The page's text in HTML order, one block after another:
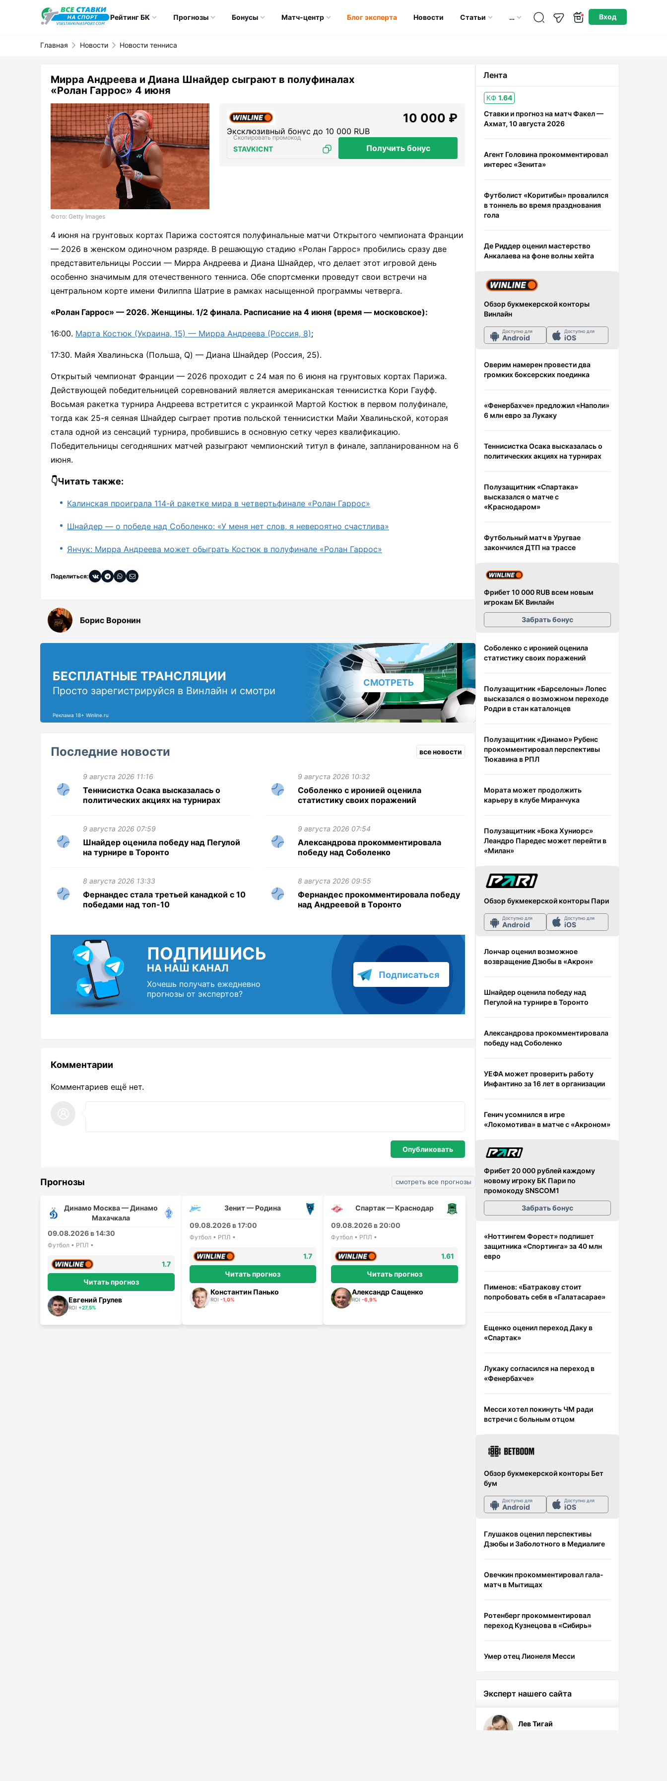
Рейтинг БК Прогнозы Бонусы Матч-центр Блог эксперта Новости Статьи … Вход
Главная Новости Новости тенниса
Мирра Андреева и Диана Шнайдер сыграют в полуфиналах
«Ролан Гаррос» 4 июня
Фото: Getty Images
10 000 ₽
Эксклюзивный бонус до 10 000 RUB
STAVKICNT Получить бонус
4 июня на грунтовых кортах Парижа состоятся полуфинальные матчи Открытого чемпионата Франции
— 2026 в женском одиночном разряде. В решающую стадию «Ролан Гаррос» пробились сразу две
представительницы России — Мирра Андреева и Диана Шнайдер, что делает этот игровой день
особенно значимым для отечественного тенниса. Обе спортсменки проведут свои встречи на
центральном корте имени Филиппа Шатрие в рамках насыщенной программы четверга.
«Ролан Гаррос» — 2026. Женщины. 1/2 финала. Расписание на 4 июня (время — московское):
16:00. Марта Костюк (Украина, 15) — Мирра Андреева (Россия, 8);
17:30. Майя Хвалиньска (Польша, Q) — Диана Шнайдер (Россия, 25).
Открытый чемпионат Франции — 2026 проходит с 24 мая по 6 июня на грунтовых кортах Парижа.
Действующей победительницей соревнований является американская теннисистка Кори Гауфф.
Восьмая ракетка турнира Андреева встретится с украинкой Мартой Костюк в первом полуфинале,
тогда как 25-я сеяная Шнайдер сыграет против польской теннисистки Майи Хвалиньской, которая
стала одной из сенсаций турнира, пробившись в основную сетку через квалификацию.
Победительницы сегодняшних матчей разыграют чемпионский титул в финале, запланированном на 6
июня.
👇Читать также:
Калинская проиграла 114-й ракетке мира в четвертьфинале «Ролан Гаррос»
Шнайдер — о победе над Соболенко: «У меня нет слов, я невероятно счастлива»
Янчук: Мирра Андреева может обыграть Костюк в полуфинале «Ролан Гаррос»
Поделиться:
Борис Воронин
БЕСПЛАТНЫЕ ТРАНСЛЯЦИИ
Просто зарегистрируйся в Винлайн и смотри
СМОТРЕТЬ
Реклама 18+ Winline.ru
Последние новости все новости
9 августа 2026 11:16
Теннисистка Осака высказалась о
политических акциях на турнирах
9 августа 2026 10:32
Соболенко с иронией оценила
статистику своих поражений
9 августа 2026 07:59
Шнайдер оценила победу над Пегулой
на турнире в Торонто
9 августа 2026 07:54
Александрова прокомментировала
победу над Соболенко
8 августа 2026 13:33
Фернандес стала третьей канадкой с 10
победами над топ-10
8 августа 2026 09:55
Фернандес прокомментировала победу
над Андреевой в Торонто
ПОДПИШИСЬ
НА НАШ КАНАЛ
Хочешь получать ежедневно
прогнозы от экспертов?
Подписаться
Комментарии
Комментариев ещё нет.
Прогнозы смотреть все прогнозы
Динамо Москва — Динамо
Махачкала
09.08.2026 в 14:30
Футбол • РПЛ •
1.7
Читать прогноз
Евгений Грулев
ROI +27,5%
Зенит — Родина
09.08.2026 в 17:00
Футбол • РПЛ •
1.7
Читать прогноз
Константин Панько
ROI -1,0%
Спартак — Краснодар
09.08.2026 в 20:00
Футбол • РПЛ •
1.61
Читать прогноз
Александр Сащенко
ROI-6,9%
Лента
КФ 1.64
Ставки и прогноз на матч Факел —
Ахмат, 10 августа 2026
Агент Головина прокомментировал
интерес «Зенита»
Футболист «Коритибы» провалился
в тоннель во время празднования
гола
Де Риддер оценил мастерство
Анкалаева на фоне волны хейта
Обзор букмекерской конторы
Винлайн
Доступно для
Android
Доступно для
iOS
Оверим намерен провести два
громких боксерских поединка
«Фенербахче» предложил «Наполи»
6 млн евро за Лукаку
Теннисистка Осака высказалась о
политических акциях на турнирах
Полузащитник «Спартака»
высказался о матче с
«Краснодаром»
Футбольный матч в Уругвае
закончился ДТП на трассе
Фрибет 10 000 RUB всем новым
игрокам БК Винлайн
Забрать бонус
Соболенко с иронией оценила
статистику своих поражений
Полузащитник «Барселоны» Лопес
высказался о возможном переходе
Родри в стан каталонцев
Полузащитник «Динамо» Рубенс
прокомментировал перспективы
Тюкавина в РПЛ
Мората может продолжить
карьеру в клубе Миранчука
Полузащитник «Бока Хуниорс»
Леандро Паредес может перейти в
«Милан»
Обзор букмекерской конторы Пари
Доступно для
Android
Доступно для
iOS
Лончар оценил возможное
возвращение Дзюбы в «Акрон»
Шнайдер оценила победу над
Пегулой на турнире в Торонто
Александрова прокомментировала
победу над Соболенко
УЕФА может проверить работу
Инфантино за 16 лет в организации
Генич усомнился в игре
«Локомотива» в матче с «Акроном»
Фрибет 20 000 рублей каждому
новому игроку БК Пари по
промокоду SNSCOM1
Забрать бонус
«Ноттингем Форест» подпишет
защитника «Спортинга» за 40 млн
евро
Пименов: «Батракову стоит
попробовать себя в «Галатасарае»
Ещенко оценил переход Даку в
«Спартак»
Лукаку согласился на переход в
«Фенербахче»
Месси хотел покинуть ЧМ ради
встречи с больным отцом
Обзор букмекерской конторы Бет
бум
Доступно для
Android
Доступно для
iOS
Глушаков оценил перспективы
Дзюбы и Заболотного в Медиалиге
Овечкин прокомментировал гала-
матч в Мытищах
Ротенберг прокомментировал
переход Кузнецова в «Сибирь»
Умер отец Лионеля Месси
Эксперт нашего сайта
Лев Тигай